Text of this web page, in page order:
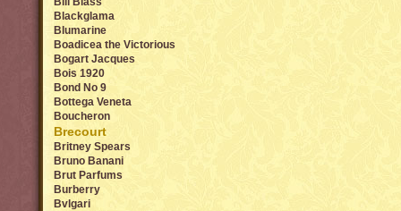
Blackglama
Blumarine
Boadicea the Victorious
Bogart Jacques
Bois 1920
Bond No 9
Bottega Veneta
Boucheron
Brecourt
Britney Spears
Bruno Banani
Brut Parfums
Burberry
Bvlgari